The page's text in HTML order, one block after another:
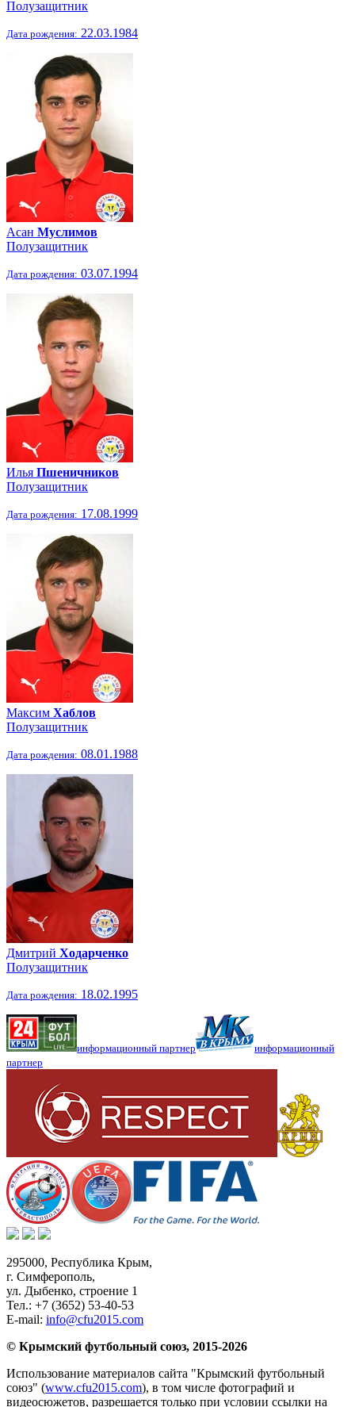
Полузащитник
Дата рождения: 22.03.1984
Асан Муслимов
Полузащитник
Дата рождения: 03.07.1994
Илья Пшеничников
Полузащитник
Дата рождения: 17.08.1999
Максим Хаблов
Полузащитник
Дата рождения: 08.01.1988
Дмитрий Ходарченко
Полузащитник
Дата рождения: 18.02.1995
информационный партнер
информационный
партнер
295000, Республика Крым,
г. Симферополь,
ул. Дыбенко, строение 1
Тел.: +7 (3652) 53-40-53
E-mail: info@cfu2015.com
© Крымский футбольный союз, 2015-2026
Использование материалов сайта "Крымский футбольный
союз" (www.cfu2015.com), в том числе фотографий и
видеосюжетов, разрешается только при условии ссылки на